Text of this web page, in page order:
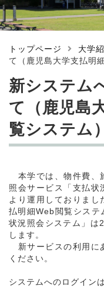
トップページ 大学
て（鹿児島大学支払明
新システム
て（鹿児島
覧システム）
本学では、物件費、
照会サービス「支払状
より運用しておりまし
払明細Web閲覧システ
状況照会システム」は
します。
新サービスの利用に
ください。
システムへのログインは